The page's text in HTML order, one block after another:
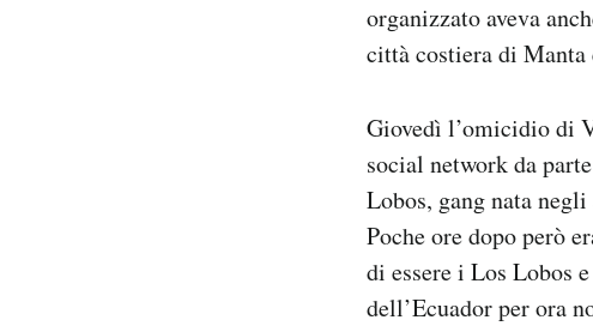
organizzato aveva
città costiera di Manta
Giovedì l’omicidio di
social network da
Lobos, gang nata
Poche ore dopo però
di essere i Los Lobos
dell’Ecuador per ora